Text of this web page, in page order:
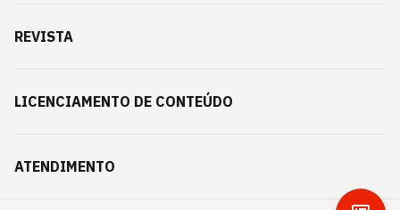
REVISTA
LICENCIAMENTO DE CONTEÚDO
ATENDIMENTO